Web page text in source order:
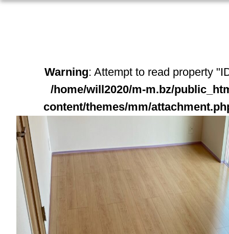
Warning: Attempt to read property
/home/will2020/m-m.bz/
content/themes/mm/